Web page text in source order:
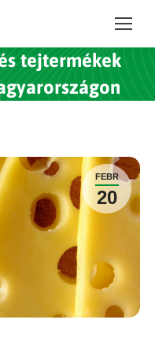
tejtermékek
FEBR
20